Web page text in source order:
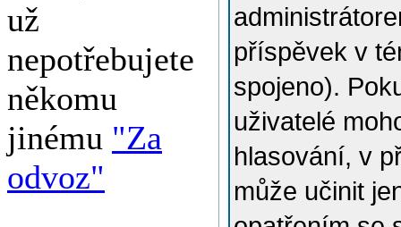
už
nepotřebujete
někomu
jinému "Za
odvoz"
příspěvek v
spojeno).
uživatelé
hlasování, v
může učinit